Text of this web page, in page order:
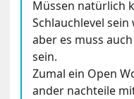
Müssen natürlich
Schlauchlevel
aber es muss
sein.
Zumal ein Open
ander nachteile